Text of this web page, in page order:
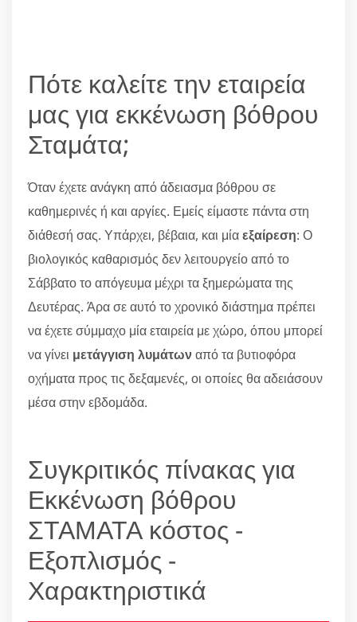
Πότε καλείτε την εταιρεία
μας για εκκένωση βόθρου
Σταμάτα;
Όταν έχετε ανάγκη από άδειασμα βόθρου σε
καθημερινές ή και αργίες. Εμείς είμαστε πάντα στη
διάθεσή σας. Υπάρχει, βέβαια, και μίαεξαίρεση: Ο
βιολογικός καθαρισμός δεν λειτουργείο από το
Σάββατο το απόγευμα μέχρι τα ξημερώματα της
Δευτέρας. Άρα σε αυτό το χρονικό διάστημα πρέπει
να έχετε σύμμαχο μία εταιρεία με χώρο, όπου μπορεί
να γίνει μετάγγιση λυμάτωναπό τα βυτιοφόρα
οχήματα προς τις δεξαμενές, οι οποίες θα αδειάσουν
μέσα στην εβδομάδα.
Συγκριτικός πίνακας για
Εκκένωση βόθρου
ΣΤΑΜΑΤΑ κόστος -
Εξοπλισμός -
Χαρακτηριστικά